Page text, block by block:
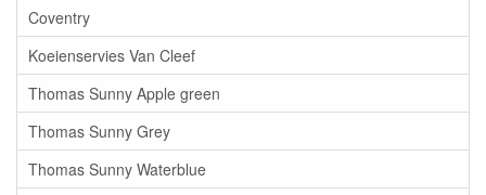
Coventry
Koeienservies Van Cleef
Thomas Sunny Apple green
Thomas Sunny Grey
Thomas Sunny Waterblue